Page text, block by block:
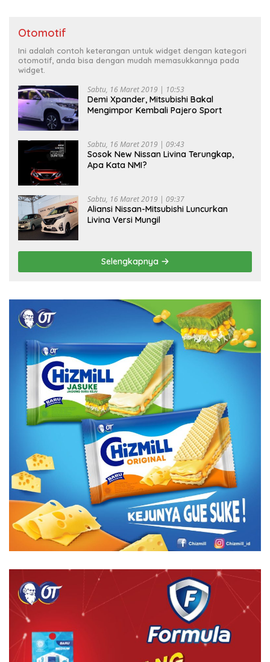
Otomotif
Ini adalah contoh keterangan untuk widget dengan kategori
otomotif, anda bisa dengan mudah memasukkannya pada
widget.
Sabtu, 16 Maret 2019 | 10:53
Demi Xpander, Mitsubishi Bakal
Mengimpor Kembali Pajero Sport
Sabtu, 16 Maret 2019 | 09:43
Sosok New Nissan Livina Terungkap,
Apa Kata NMI?
Sabtu, 16 Maret 2019 | 09:37
Aliansi Nissan-Mitsubishi Luncurkan
Livina Versi Mungil
Selengkapnya